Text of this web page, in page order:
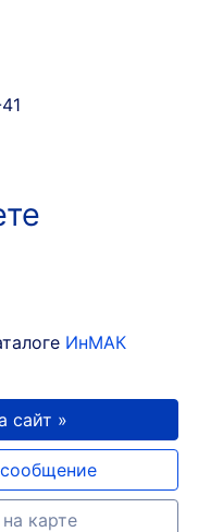
ИнМАК
сайт »
карте